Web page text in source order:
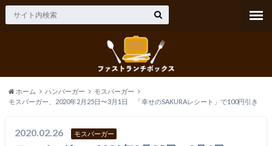
ホーム ハンバーガー
モスバーガー
モスバーガー、2020年2月25日〜3月1日 「幸せのSAKURAレシート」で100円引き
2020.02.26 モスバーガー